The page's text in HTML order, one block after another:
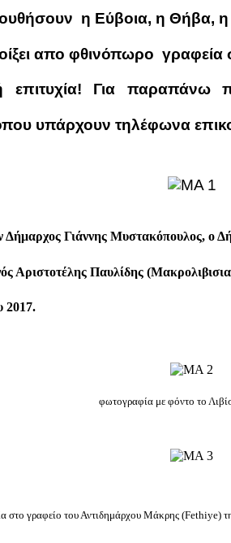
η Εύβοια, η Θήβα, η
απο φθινόπωρο γραφεία
επιτυχία! Για παραπάνω
υπάρχουν τηλέφωνα
Δήμαρχος Γιάννης Μυστακόπουλος, ο
Αριστοτέλης Παυλίδης
2017.
φωτογραφία με φόντο το
στο γραφείο του Αντιδημάρχου Μάκρης (Fethiye)